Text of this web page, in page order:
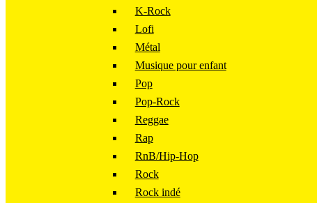
K-Rock
Lofi
Métal
Musique pour enfant
Pop
Pop-Rock
Reggae
Rap
RnB/Hip-Hop
Rock
Rock indé